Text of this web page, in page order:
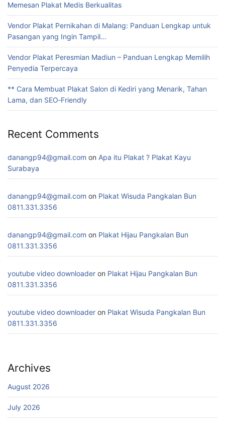
Memesan Plakat Medis Berkualitas
Vendor Plakat Pernikahan di Malang: Panduan Lengkap untuk
Pasangan yang Ingin Tampil…
Vendor Plakat Peresmian Madiun – Panduan Lengkap Memilih
Penyedia Terpercaya
** Cara Membuat Plakat Salon di Kediri yang Menarik, Tahan
Lama, dan SEO‑Friendly
Recent Comments
danangp94@gmail.com on Apa itu Plakat ? Plakat Kayu
Surabaya
danangp94@gmail.com on Plakat Wisuda Pangkalan Bun
0811.331.3356
danangp94@gmail.com on Plakat Hijau Pangkalan Bun
0811.331.3356
youtube video downloader on Plakat Hijau Pangkalan Bun
0811.331.3356
youtube video downloader on Plakat Wisuda Pangkalan Bun
0811.331.3356
Archives
August 2026
July 2026